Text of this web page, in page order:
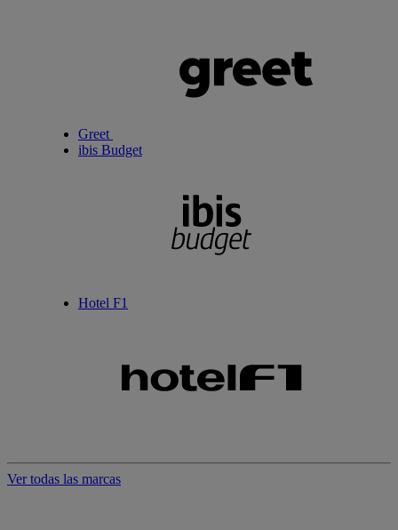
Greet
ibis Budget
Hotel F1
Ver todas las marcas